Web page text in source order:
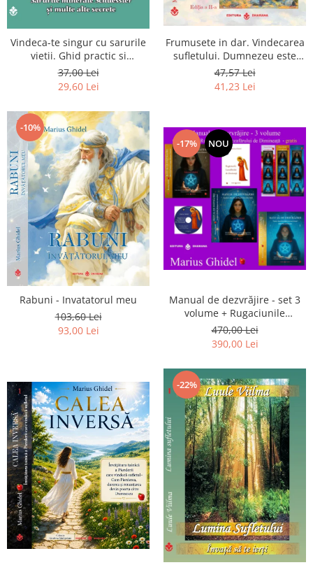
Vindeca-te singur cu sarurile
vietii. Ghid practic si
informativ. Sarurile minerale
Schuessler si multe alte
secrete
37,00 Lei
29,60 Lei
Frumusete in dar. Vindecarea
sufletului. Dumnezeu este
chiar dragostea ta. Editia a 2-
a
47,57 Lei
41,23 Lei
-10%
Rabuni - Invatatorul meu
103,60 Lei
93,00 Lei
-17% NOU
Manual de dezvrăjire - set 3
volume + Rugaciunile
Luceafarului de Dimineata -
Gratuit)
470,00 Lei
390,00 Lei
-22%